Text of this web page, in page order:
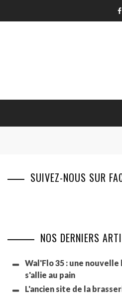
SUIVEZ-NOUS SUR
NOS DERNIERS
Wal'Flo 35 : une nouvelle
s'allie au pain
L'ancien site de la